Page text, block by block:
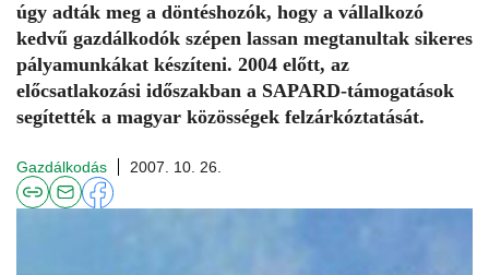
úgy adták meg a döntéshozók, hogy a vállalkozó
kedvű gazdálkodók szépen lassan megtanultak sikeres
pályamunkákat készíteni. 2004 előtt, az
előcsatlakozási időszakban a SAPARD-támogatások
segítették a magyar közösségek felzárkóztatását.
Gazdálkodás 2007. 10. 26.